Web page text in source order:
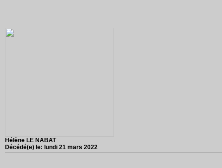
Hélène LE NABAT
Décédé(e) le: lundi 21 mars 2022